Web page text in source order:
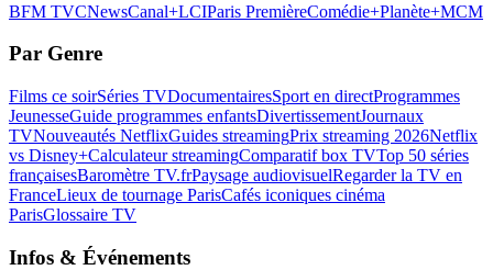
BFM TVCNewsCanal+LCIParis PremièreComédie+Planète+MCM
Par Genre
Films ce soirSéries TVDocumentairesSport en directProgrammes
JeunesseGuide programmes enfantsDivertissementJournaux
TVNouveautés NetflixGuides streamingPrix streaming 2026Netflix
vs Disney+Calculateur streamingComparatif box TVTop 50 séries
françaisesBaromètre TV.frPaysage audiovisuelRegarder la TV en
FranceLieux de tournage ParisCafés iconiques cinéma
ParisGlossaire TV
Infos & Événements